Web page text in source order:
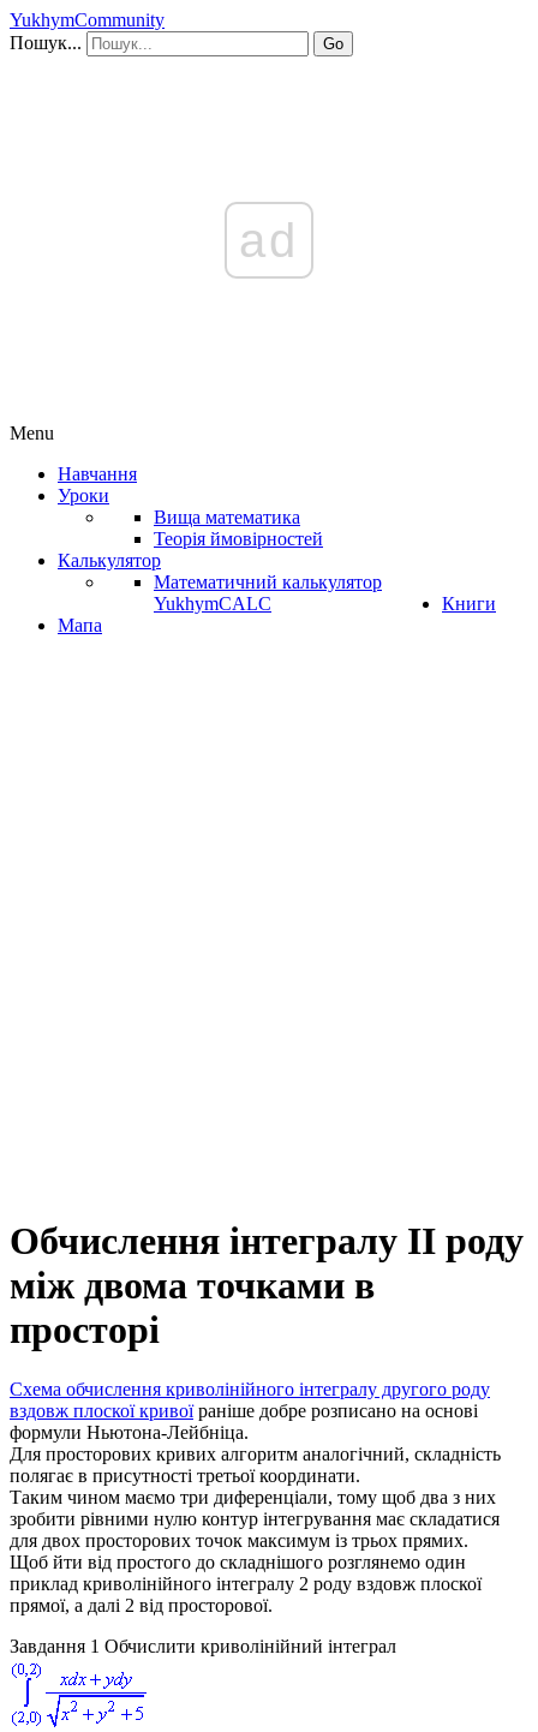
YukhymCommunity
Пошук...
Go
ad
Menu
Навчання
Уроки
Вища математика
Теорія ймовірностей
Калькулятор
Математичний калькулятор
YukhymCALC
Книги
Мапа
Обчислення інтегралу ІІ роду
між двома точками в
просторі
Схема обчислення криволінійного інтегралу другого роду
вздовж плоскої кривоїраніше добре розписано на основі
формули Ньютона-Лейбніца.
Для просторових кривих алгоритм аналогічний, складність
полягає в присутності третьої координати.
Таким чином маємо три диференціали, тому щоб два з них
зробити рівними нулю контур інтегрування має складатися
для двох просторових точок максимум із трьох прямих.
Щоб йти від простого до складнішого розглянемо один
приклад криволінійного інтегралу 2 роду вздовж плоскої
прямої, а далі 2 від просторової.
Завдання 1 Обчислити криволінійний інтеграл